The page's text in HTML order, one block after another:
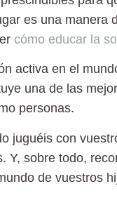
es una manera
cómo educar la
activa en el
una de las
personas.
juguéis con
sobre todo,
de vuestros